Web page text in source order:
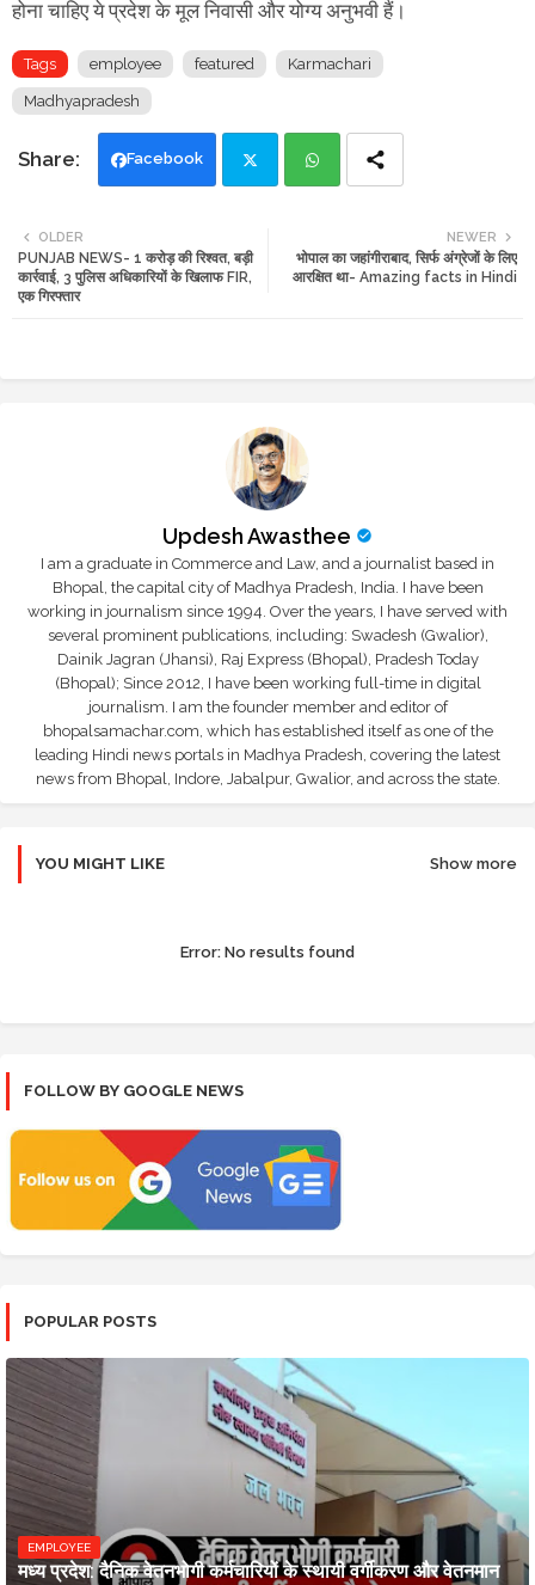
होना चाहिए ये प्रदेश के मूल निवासी और योग्य अनुभवी हैं।
Tags employee featured Karmachari
Madhyapradesh
Facebook
tte ats
NEWER
भोपाल का जहांगीराबाद, सिर्फ अंग्रेजों के लिए
आरक्षित था- Amazing facts in Hindi
OLDER
PUNJAB NEWS- 1 करोड़ की रिश्वत, बड़ी
कार्रवाई, 3 पुलिस अधिकारियों के खिलाफ FIR,
एक गिरफ्तार
Updesh Awasthee
I am a graduate in Commerce and Law, and a journalist based in
Bhopal, the capital city of Madhya Pradesh, India. I have been
working in journalism since 1994. Over the years, I have served with
several prominent publications, including: Swadesh (Gwalior),
Dainik Jagran (Jhansi), Raj Express (Bhopal), Pradesh Today
(Bhopal); Since 2012, I have been working full-time in digital
journalism. I am the founder member and editor of
bhopalsamachar.com, which has established itself as one of the
leading Hindi news portals in Madhya Pradesh, covering the latest
news from Bhopal, Indore, Jabalpur, Gwalior, and across the state.
YOU MIGHT LIKE Show more
Error: No results found
FOLLOW BY GOOGLE NEWS
POPULAR POSTS
EMPLOYEE
मध्य प्रदेश: दैनिक वेतनभोगी कर्मचारियों के स्थायी वर्गीकरण और वेतनमान